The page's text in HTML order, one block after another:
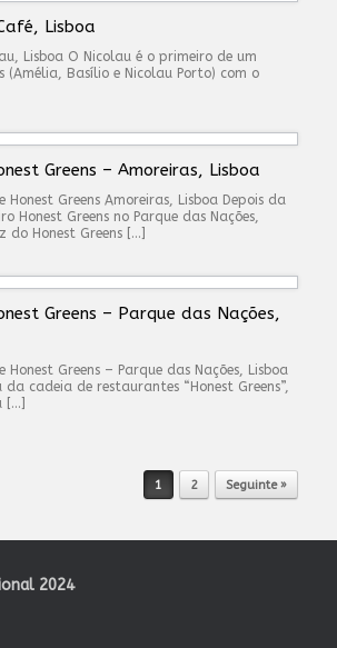
Lisboa
Lisboa O Nicolau é o primeiro de um
(Amélia, Basílio e Nicolau Porto) com o
Greens – Amoreiras, Lisboa
Honest Greens Amoreiras, Lisboa Depois da
Honest Greens no Parque das Nações,
do Honest Greens […]
Greens – Parque das Nações,
Honest Greens – Parque das Nações, Lisboa
da cadeia de restaurantes “Honest Greens”,
[…]
1 2 Seguinte »
2024